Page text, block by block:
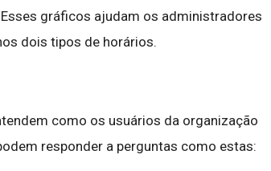
gráficos ajudam os administradores
dois tipos de horários.
como os usuários da organização
responder a perguntas como estas: